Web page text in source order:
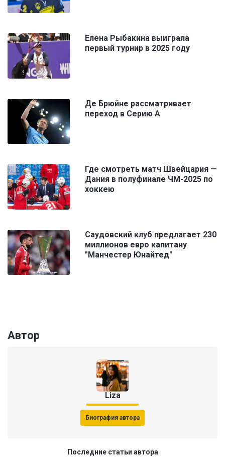
Елена Рыбакина выиграла
первый турнир в 2025 году
Де Брюйне рассматривает
переход в Серию А
Где смотреть матч Швейцария —
Дания в полуфинале ЧМ-2025 по
хоккею
Саудовский клуб предлагает 230
миллионов евро капитану
"Манчестер Юнайтед"
Автор
Liza
Биография автора
Последние статьи автора